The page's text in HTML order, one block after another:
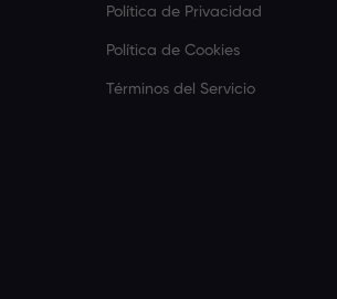
Política de Privacidad
Política de Cookies
Términos del Servicio